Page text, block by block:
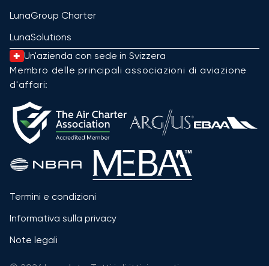
LunaGroup Charter
LunaSolutions
Un'azienda con sede in Svizzera
Membro delle principali associazioni di aviazione
d'affari:
Termini e condizioni
Informativa sulla privacy
Note legali